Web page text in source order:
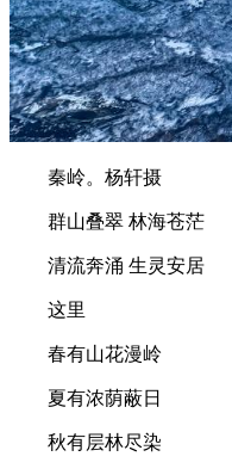
秦岭。杨轩摄
群山叠翠 林海苍茫
清流奔涌 生灵安居
这里
春有山花漫岭
夏有浓荫蔽日
秋有层林尽染